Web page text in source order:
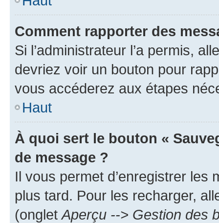
Comment rapporter des
Si l’administrateur l’a permis,
devriez voir un bouton pour
vous accéderez aux étapes
Haut
À quoi sert le bouton «
de message ?
Il vous permet d’enregistrer
plus tard. Pour les recharger,
(ongletAperçu --> Gestion des